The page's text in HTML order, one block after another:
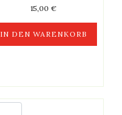
15,00 €
IN DEN WARENKORB